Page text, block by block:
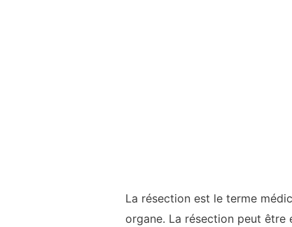
La résection est le terme
organe. La résection peut être